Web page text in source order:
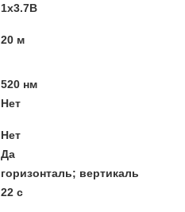
1x3.7В
20 м
520 нм
Нет
Нет
Да
горизонталь; вертикаль
22 с